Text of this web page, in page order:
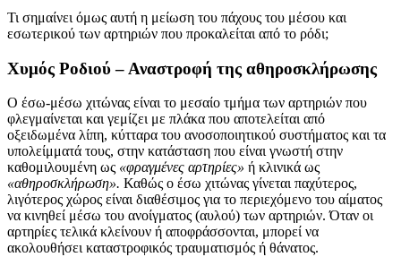
Τι σημαίνει όμως αυτή η μείωση του πάχους του μέσου και
εσωτερικού των αρτηριών που προκαλείται από το ρόδι;
Χυμός Ροδιού – Αναστροφή της αθηροσκλήρωσης
Ο έσω-μέσω χιτώνας είναι το μεσαίο τμήμα των αρτηριών που
φλεγμαίνεται και γεμίζει με πλάκα που αποτελείται από
οξειδωμένα λίπη, κύτταρα του ανοσοποιητικού συστήματος και τα
υπολείμματά τους, στην κατάσταση που είναι γνωστή στην
καθομιλουμένη ως «φραγμένες αρτηρίες» ή κλινικά ως
«αθηροσκλήρωση». Καθώς ο έσω χιτώνας γίνεται παχύτερος,
λιγότερος χώρος είναι διαθέσιμος για το περιεχόμενο του αίματος
να κινηθεί μέσω του ανοίγματος (αυλού) των αρτηριών. Όταν οι
αρτηρίες τελικά κλείνουν ή αποφράσσονται, μπορεί να
ακολουθήσει καταστροφικός τραυματισμός ή θάνατος.